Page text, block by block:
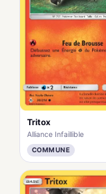
Tritox
Alliance Infaillible
COMMUNE